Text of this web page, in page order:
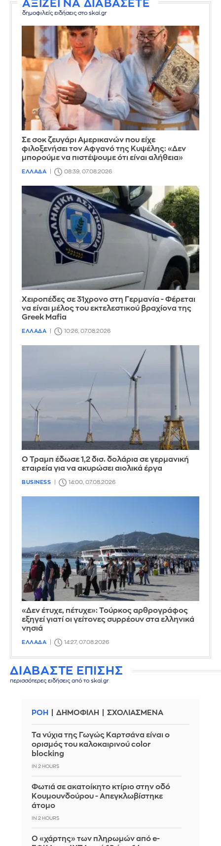
ΑΞΙΖΕΙ ΝΑ ΔΙΑΒΑΣΕΤΕ
δημοφιλείς ειδήσεις στο skai.gr
Σε σοκ ζευγάρι Αμερικανών που είχε
φιλοξενήσει τον Αφγανό της Κυψέλης: «Δεν
μπορούμε να πιστέψουμε ότι είναι αλήθεια»
ΕΛΛΑΔΑ 08:39, 07.08.2026
Χειροπέδες σε 31χρονο στη Γερμανία - Φέρεται
να είναι μέλος του εκτελεστικού βραχίονα της
Greek Mafia
ΕΛΛΑΔΑ 10:26, 07.08.2026
Ο Τραμπ έδωσε 1,2 δισ. δολάρια σε γερμανική
εταιρεία για να ακυρώσει αιολικά έργα
BUSINESS 14:00, 07.08.2026
«Δεν έτυχε, πέτυχε»: Τούρκος αρθρογράφος
εξηγεί γιατί οι γείτονες συρρέουν στα ελληνικά
νησιά
ΕΛΛΑΔΑ 14:27, 07.08.2026
ΔΙΑΒΑΣΤΕ ΕΠΙΣΗΣ
περισσότερες ειδήσεις από το skai.gr
ΡΟΗ ΔΗΜΟΦΙΛΗ ΣΧΟΛΙΑΣΜΕΝΑ
Τα νύχια της Γωγώς Καρτσάνα είναι ο
ορισμός του καλοκαιρινού color
blocking
IN 2 HOURS
Φωτιά σε ακατοίκητο κτίριο στην οδό
Κουμουνδούρου - Απεγκλωβίστηκε
άτομο
IN 2 HOURS
Ο «χάρτης» των πληρωμών από e-